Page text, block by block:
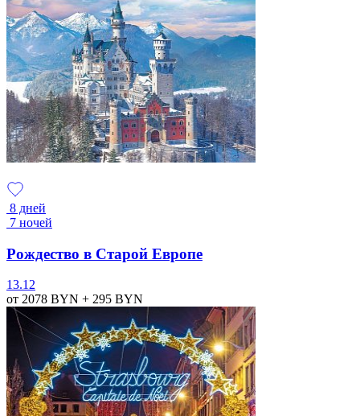
8 дней
7 ночей
Рождество в Старой Европе
13.12
от 2078 BYN + 295 BYN